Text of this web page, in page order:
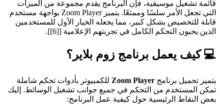
قائمة تشغيل موسيقية، فإن البرنامج يقدم مجموعة من الميزات
التي تجعل الأمر سلسًا وممتعًا. يتميز Zoom Player بواجهة مستخدم
قابلة للتخصيص بشكل كبير، مما يجعله الخيار الأول للمستخدمين
الذين يحبون التحكم الكامل في تجربتهم الإعلامية [[6]].
💻 كيف يعمل برنامج زوم بلاير ؟
يتميز تحميل برنامج Zoom Player للكمبيوتر بأدوات تحكم شاملة
تمكن المستخدم من التحكم في جميع جوانب تشغيل الوسائط. إليك
بعض النقاط الرئيسية حول كيفية عمل البرنامج: